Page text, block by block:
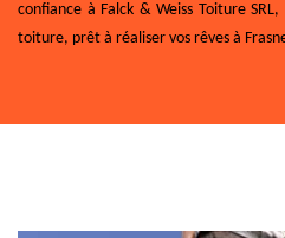
confiance à Falck & Weiss Toiture
toiture, prêt à réaliser vos rêves à